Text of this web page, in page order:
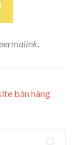
.
bán hàng